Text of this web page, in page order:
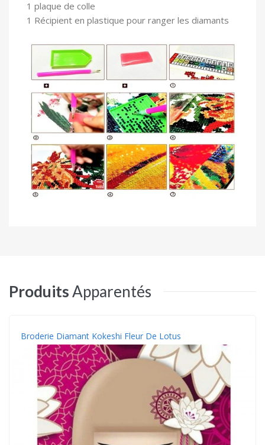
1 plaque de colle
1 Récipient en plastique pour ranger les diamants
ProduitsApparentés
Broderie Diamant Kokeshi Fleur De Lotus